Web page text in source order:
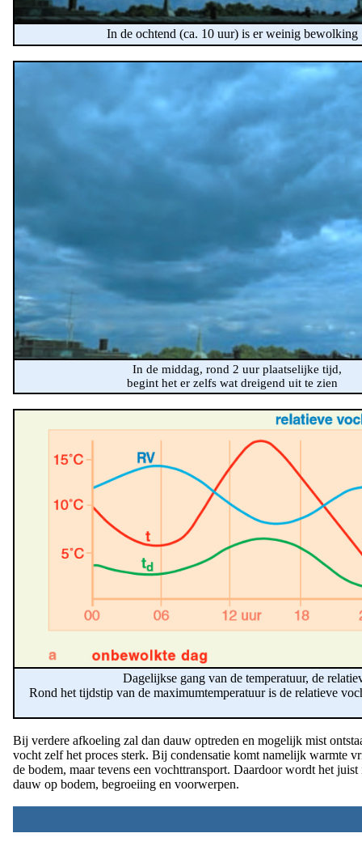
In de ochtend (ca. 10 uur) is er weinig
In de middag, rond 2 uur plaatselijke tijd,
begint het er zelfs wat dreigend uit te zien
Dagelijkse gang van de temperatuur, de
Rond het tijdstip van de maximumtemperatuur is de relatieve
Bij verdere afkoeling zal dan dauw optreden en mogelijk mist
vocht zelf het proces sterk. Bij condensatie komt namelijk warmte
de bodem, maar tevens een vochttransport. Daardoor wordt het
dauw op bodem, begroeiing en voorwerpen.